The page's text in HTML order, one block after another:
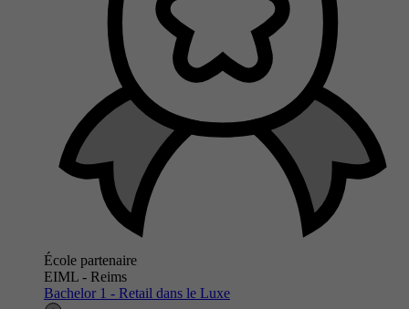
École partenaire
EIML - Reims
Bachelor 1 - Retail dans le Luxe